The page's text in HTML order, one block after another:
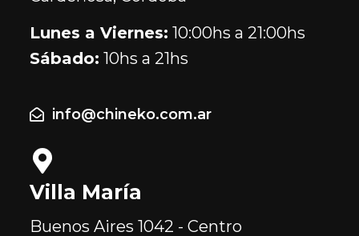
Lunes a Viernes: 10:00hs a 21:00hs
Sábado: 10hs a 21hs
info@chineko.com.ar
Villa María
Buenos Aires1042 - Centro